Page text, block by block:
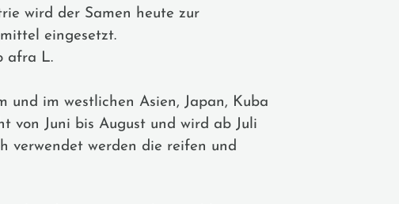
wird der Samen heute zur
eingesetzt.
afra L.
und im westlichen Asien, Japan, Kuba
von Juni bis August und wird ab Juli
verwendet werden die reifen und